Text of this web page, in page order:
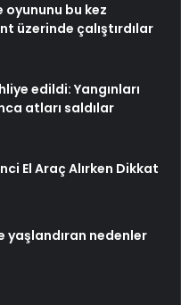
oyununu bu kez
üzerinde çalıştırdılar
edildi: Yangınları
atları saldılar
El Araç Alırken Dikkat
yaşlandıran nedenler